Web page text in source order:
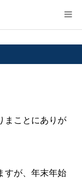
ことにありが
すが、年末年始